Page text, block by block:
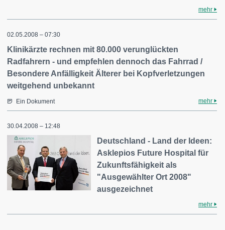
mehr
02.05.2008 – 07:30
Klinikärzte rechnen mit 80.000 verunglückten
Radfahrern - und empfehlen dennoch das Fahrrad /
Besondere Anfälligkeit Älterer bei Kopfverletzungen
weitgehend unbekannt
Ein Dokument mehr
30.04.2008 – 12:48
Deutschland - Land der Ideen:
Asklepios Future Hospital für
Zukunftsfähigkeit als
"Ausgewählter Ort 2008"
ausgezeichnet
mehr